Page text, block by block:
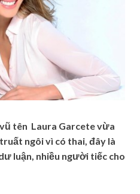
tên Laura Garcete vừa
ngôi vì có thai, đây là
luận, nhiều người tiếc cho